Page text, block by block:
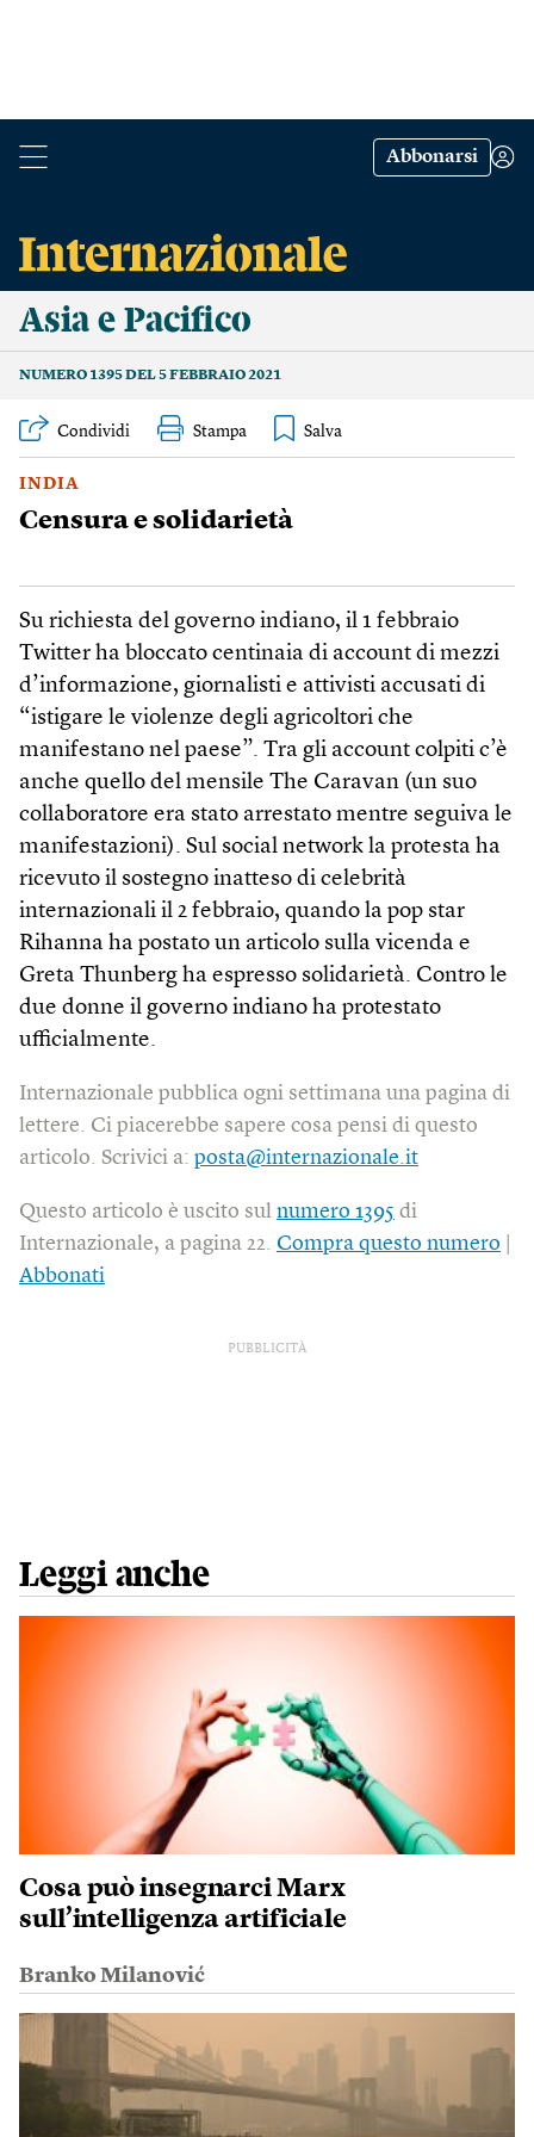
Abbonarsi
Asia e Pacifico
NUMERO 1395 DEL 5 FEBBRAIO 2021
Condividi Stampa
INDIA
Censura e solidarietà
Su richiesta del governo indiano, il 1 febbraio
Twitter ha bloccato centinaia di account di mezzi
d’informazione, giornalisti e attivisti accusati di
“istigare le violenze degli agricoltori che
manifestano nel paese”. Tra gli account colpiti c’è
anche quello del mensile The Caravan (un suo
collaboratore era stato arrestato mentre seguiva le
manifestazioni). Sul social network la protesta ha
ricevuto il sostegno inatteso di celebrità
internazionali il 2 febbraio, quando la pop star
Rihanna ha postato un articolo sulla vicenda e
Greta Thunberg ha espresso solidarietà. Contro le
due donne il governo indiano ha protestato
ufficialmente.
Internazionale pubblica ogni settimana una pagina di
lettere. Ci piacerebbe sapere cosa pensi di questo
articolo. Scrivici a: posta@internazionale.it
Questo articolo è uscito sul numero 1395 di
Internazionale, a pagina 22. Compra questo numero
Abbonati
PUBBLICITÀ
Leggi anche
Cosa può insegnarci Marx
sull’intelligenza artificiale
Branko Milanović